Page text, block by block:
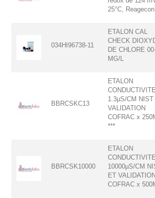
25°C, Reagecon
034HI96738-11
ETALON CAL
CHECK
DE CHLORE
MG/L
BBRCSKC13
ETALON
CONDUCTIVITE
1.3µS/CM
VALIDATION
COFRAC x
***
BBRCSK10000
ETALON
CONDUCTIVITE
10000µS/CM
ET VALIDATION
COFRAC x